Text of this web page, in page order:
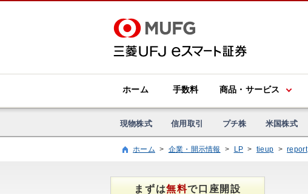
ホーム 手数料 商品・サービス
現物株式 信用取引 プチ株 米国株式
ホーム > 企業・開示情報 > LP > tieup > report
まずは無料で口座開設